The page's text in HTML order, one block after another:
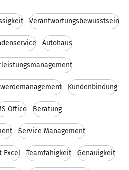
Verantwortungsbewusstsein
Autohaus
Kundenbindung
Office Beratung
Service Management
Excel Teamfähigkeit Genauigkeit